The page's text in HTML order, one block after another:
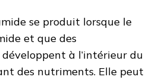
se produit lorsque le
et que des
à l’intérieur du
des nutriments. Elle peut